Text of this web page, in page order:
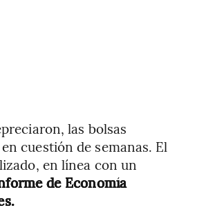
las bolsas
cuestión de semanas. El
en línea con un
de Economía